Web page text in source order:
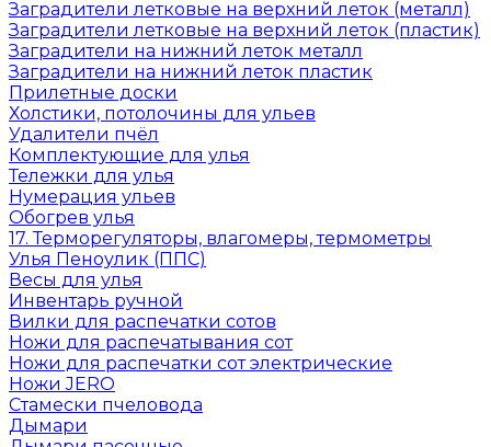
Заградители летковые на верхний леток (металл)
Заградители летковые на верхний леток (пластик)
Заградители на нижний леток металл
Заградители на нижний леток пластик
Прилетные доски
Холстики, потолочины для ульев
Удалители пчёл
Комплектующие для улья
Тележки для улья
Нумерация ульев
Обогрев улья
17. Терморегуляторы, влагомеры, термометры
Улья Пеноулик (ППС)
Весы для улья
Инвентарь ручной
Вилки для распечатки сотов
Ножи для распечатывания сот
Ножи для распечатки сот электрические
Ножи JERO
Стамески пчеловода
Дымари